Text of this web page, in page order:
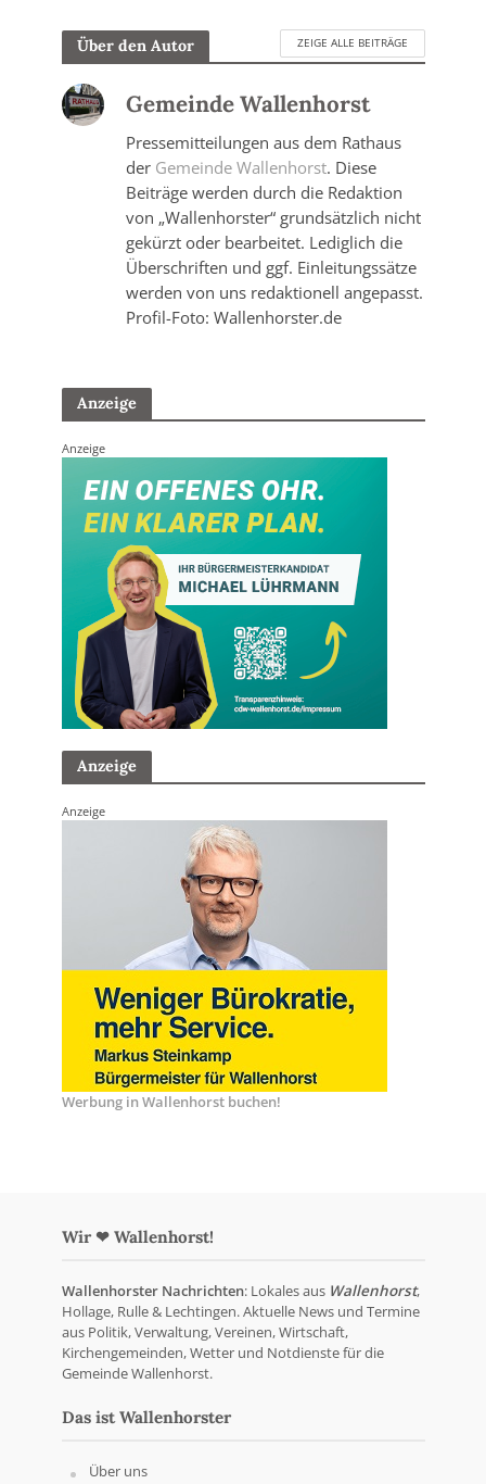
Über den Autor ZEIGE ALLE BEITRÄGE
Gemeinde Wallenhorst
Pressemitteilungen aus dem Rathaus
der Gemeinde Wallenhorst. Diese
Beiträge werden durch die Redaktion
von „Wallenhorster“ grundsätzlich nicht
gekürzt oder bearbeitet. Lediglich die
Überschriften und ggf. Einleitungssätze
werden von uns redaktionell angepasst.
Profil-Foto: Wallenhorster.de
Anzeige
Anzeige
Anzeige
Anzeige
Werbung in Wallenhorst buchen!
Wir ❤ Wallenhorst!
Wallenhorster Nachrichten: Lokales aus Wallenhorst,
Hollage, Rulle & Lechtingen. Aktuelle News und Termine
aus Politik, Verwaltung, Vereinen, Wirtschaft,
Kirchengemeinden, Wetter und Notdienste für die
Gemeinde Wallenhorst.
Das ist Wallenhorster
Über uns